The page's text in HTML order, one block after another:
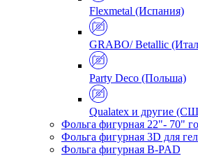
Flexmetal (Испания)
GRABO/ Betallic
Party Deco (Польша)
Qualatex и другие
Фольга фигурная 22"- 70"
Фольга фигурная 3D для
Фольга фигурная B-PAD